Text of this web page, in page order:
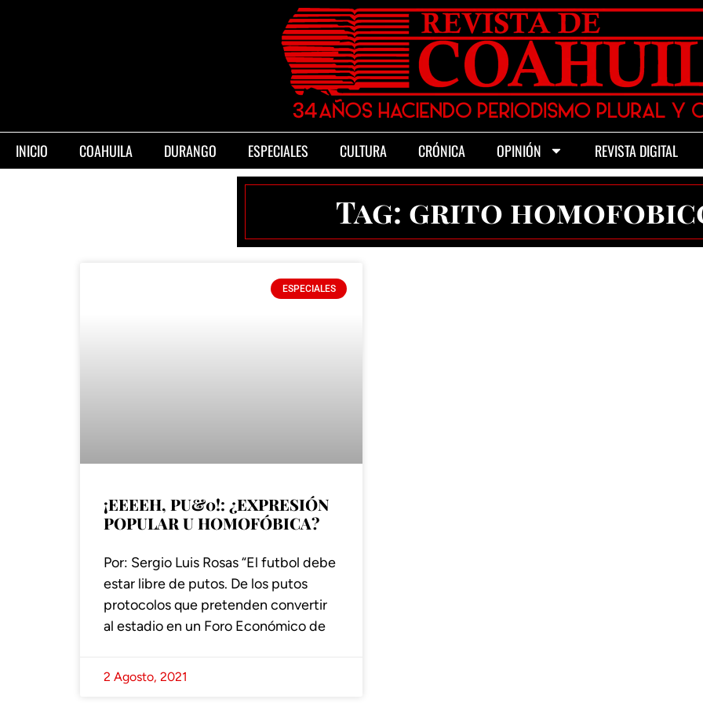
INICIO COAHUILA DURANGO ESPECIALES CULTURA CRÓNICA OPINIÓN REVISTA DIGITAL
Tag: grito
ESPECIALES
¡EEEEH, PU&0!: ¿EXPRESIÓN
POPULAR U HOMOFÓBICA?
Por: Sergio Luis Rosas “El futbol debe
estar libre de putos. De los putos
protocolos que pretenden convertir
al estadio en un Foro Económico de
2 Agosto, 2021